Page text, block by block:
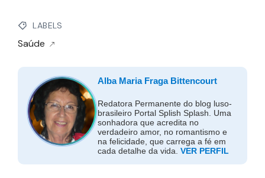
LABELS
Saúde
Alba Maria Fraga Bittencourt
Redatora Permanente do blog luso-
brasileiro Portal Splish Splash. Uma
sonhadora que acredita no
verdadeiro amor, no romantismo e
na felicidade, que carrega a fé em
cada detalhe da vida. VER PERFIL